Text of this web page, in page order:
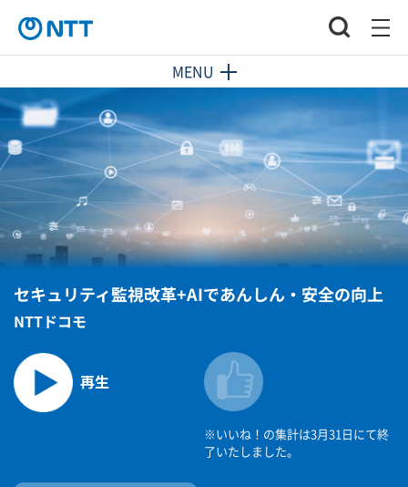
MENU
セキュリティ監視改革+AIであんしん・安全の向上
NTTドコモ
再生
※いいね！の集計は3月31日にて終
了いたしました。